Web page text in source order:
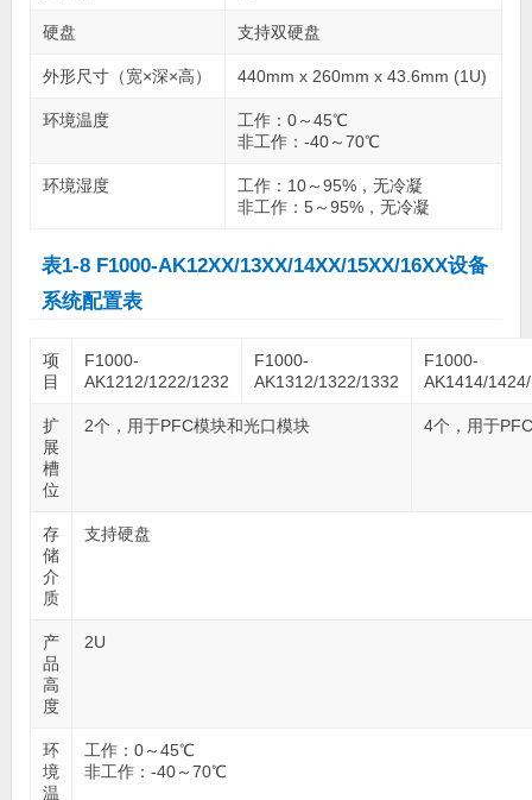
硬盘 支持双硬盘
外形尺寸（宽×深×高） 440mm x 260mm x 43.6mm (1U)
环境温度
工作：0～45℃
非工作：-40～70℃
环境湿度
工作：10～95%，无冷凝
非工作：5～95%，无冷凝
表1-8 F1000-AK12XX/13XX/14XX/15XX/16XX设备
系统配置表
项
目
F1000-
AK1212/1222/1232
F1000-
AK1312/1322/1332
F1000-
AK1414/
扩
展
槽
位
2个，用于PFC模块和光口模块 4个，用于
存
储
介
质
支持硬盘
产
品
高
度
2U
环
境
温
工作：0～45℃
非工作：-40～70℃